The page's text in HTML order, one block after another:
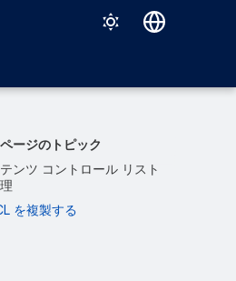
Français
ージのトピック
ンツ コントロール リスト
を複製する